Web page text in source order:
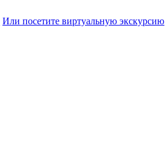
Или посетите виртуальную экскурсию